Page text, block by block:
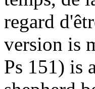
regard
version is
Ps 151) is